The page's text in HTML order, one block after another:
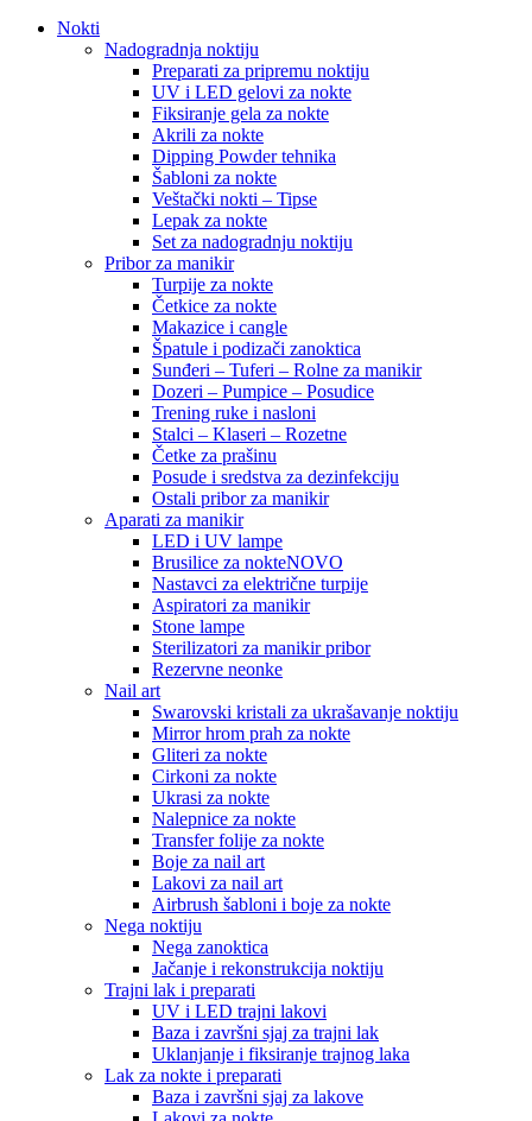
Nokti
Nadogradnja noktiju
Preparati za pripremu noktiju
UV i LED gelovi za nokte
Fiksiranje gela za nokte
Akrili za nokte
Dipping Powder tehnika
Šabloni za nokte
Veštački nokti – Tipse
Lepak za nokte
Set za nadogradnju noktiju
Pribor za manikir
Turpije za nokte
Četkice za nokte
Makazice i cangle
Špatule i podizači zanoktica
Sunđeri – Tuferi – Rolne za manikir
Dozeri – Pumpice – Posudice
Trening ruke i nasloni
Stalci – Klaseri – Rozetne
Četke za prašinu
Posude i sredstva za dezinfekciju
Ostali pribor za manikir
Aparati za manikir
LED i UV lampe
Brusilice za nokteNOVO
Nastavci za električne turpije
Aspiratori za manikir
Stone lampe
Sterilizatori za manikir pribor
Rezervne neonke
Nail art
Swarovski kristali za ukrašavanje noktiju
Mirror hrom prah za nokte
Gliteri za nokte
Cirkoni za nokte
Ukrasi za nokte
Nalepnice za nokte
Transfer folije za nokte
Boje za nail art
Lakovi za nail art
Airbrush šabloni i boje za nokte
Nega noktiju
Nega zanoktica
Jačanje i rekonstrukcija noktiju
Trajni lak i preparati
UV i LED trajni lakovi
Baza i završni sjaj za trajni lak
Uklanjanje i fiksiranje trajnog laka
Lak za nokte i preparati
Baza i završni sjaj za lakove